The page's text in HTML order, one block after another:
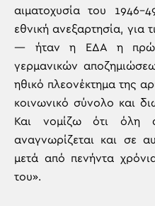
αιματοχυσία του
εθνική ανεξαρτησία, για
— ήταν η ΕΔΑ η
γερμανικών
ηθικό πλεονέκτημα της
κοινωνικό σύνολο και
Και νομίζω ότι όλη
αναγνωρίζεται και σε
μετά από πενήντα
του».